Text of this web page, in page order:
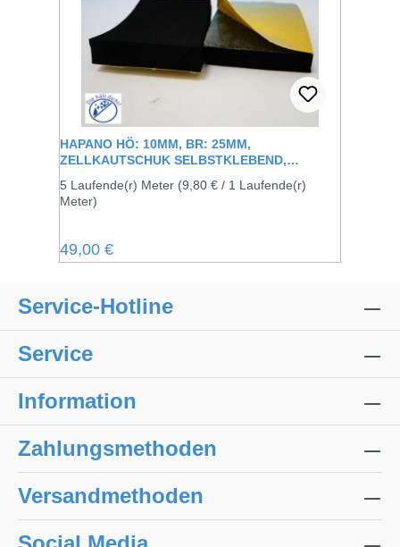
HAPANO HÖ: 10MM, BR: 25MM,
ZELLKAUTSCHUK SELBSTKLEBEND,
5 Laufende(r) Meter (9,80 € / 1 Laufende(r)
Meter)
Regulärer Preis:
49,00 €
Service-Hotline
Service
Information
Zahlungsmethoden
Versandmethoden